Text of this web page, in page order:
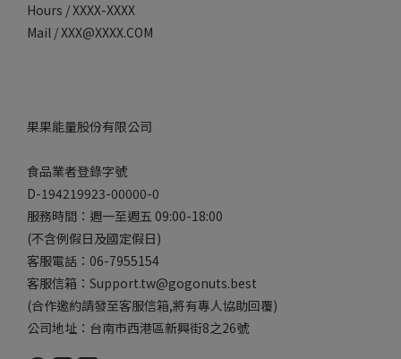
Hours / XXXX-XXXX
Mail / XXX@XXXX.COM
果果能量股份有限公司
食品業者登錄字號
D-194219923-00000-0
服務時間：週一至週五 09:00-18:00
(不含例假日及國定假日)
客服電話：06-7955154
客服信箱：Support.tw@gogonuts.best
(合作邀約請發至客服信箱,將有專人協助回覆)
公司地址：台南市西港區新興街8之26號